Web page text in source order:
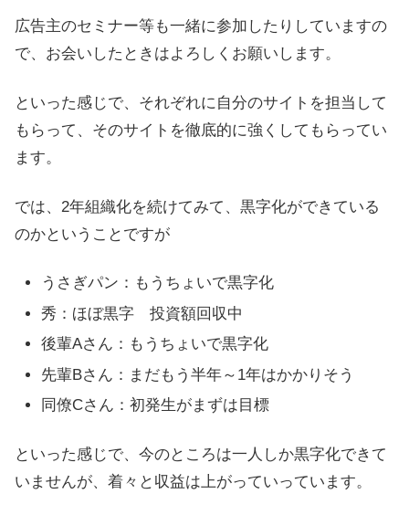
広告主のセミナー等も一緒に参加したりしていますの
で、お会いしたときはよろしくお願いします。
といった感じで、それぞれに自分のサイトを担当して
もらって、そのサイトを徹底的に強くしてもらってい
ます。
では、2年組織化を続けてみて、黒字化ができている
のかということですが
うさぎパン：もうちょいで黒字化
秀：ほぼ黒字 投資額回収中
後輩Aさん：もうちょいで黒字化
先輩Bさん：まだもう半年～1年はかかりそう
同僚Cさん：初発生がまずは目標
といった感じで、今のところは一人しか黒字化できて
いませんが、着々と収益は上がっていっています。